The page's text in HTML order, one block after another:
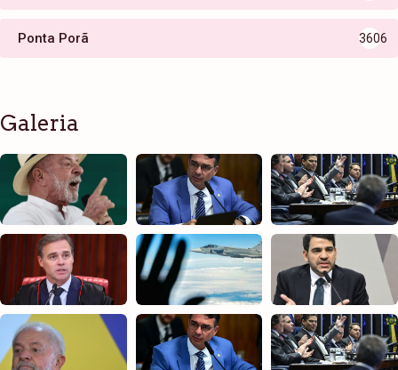
Ponta Porã 3606
Galeria